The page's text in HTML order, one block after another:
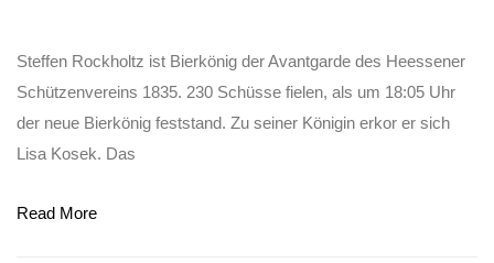
Steffen Rockholtz ist Bierkönig der Avantgarde des Heessener
Schützenvereins 1835. 230 Schüsse fielen, als um 18:05 Uhr
der neue Bierkönig feststand. Zu seiner Königin erkor er sich
Lisa Kosek. Das
Read More